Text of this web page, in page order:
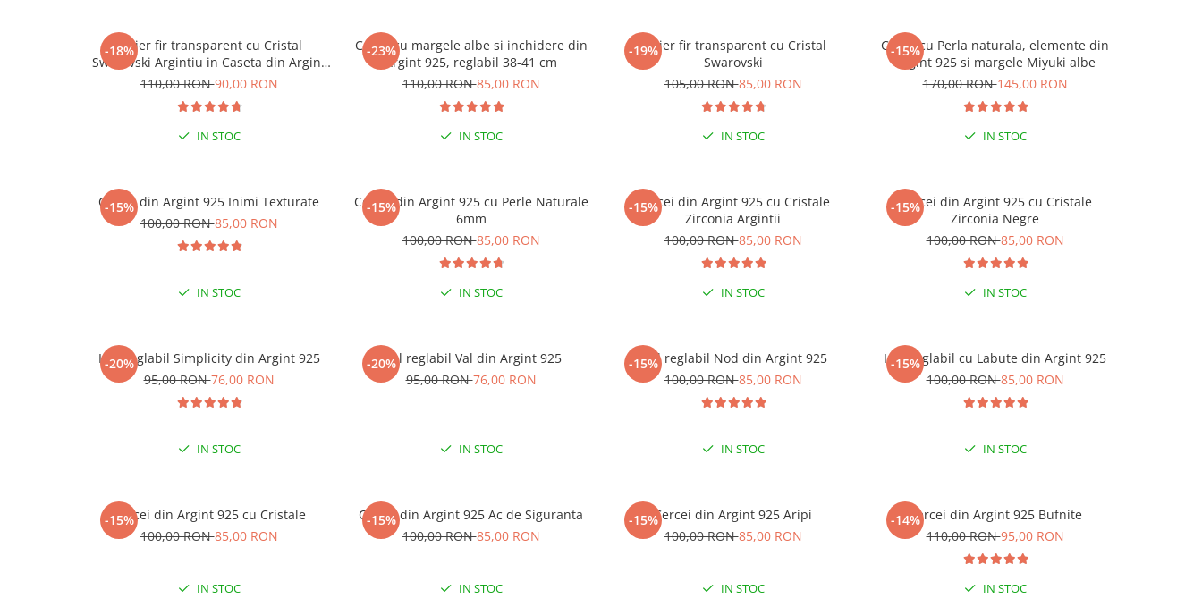
-18%
Colier fir transparent cu Cristal
Swarovski Argintiu in Caseta din Argint
925
110,00 RON90,00 RON
IN STOC
-23%
-15% EXTRA REDUCERE CU CODUL
”VARA”
LA COMENZI DE MINIM 99 RON
Colier cu margele albe si inchidere din
Argint 925, reglabil 38-41 cm
110,00 RON85,00 RON
IN STOC
-19%
Colier fir transparent cu Cristal
Swarovski
105,00 RON85,00 RON
IN STOC
-15%
Colier cu Perla naturala, elemente din
Argint 925 si margele Miyuki albe
170,00 RON145,00 RON
IN STOC
-15%
Cercei din Argint 925 Inimi Texturate
100,00 RON85,00 RON
IN STOC
-15%
Cercei din Argint 925 cu Perle Naturale
6mm
100,00 RON85,00 RON
IN STOC
-15%
Cercei din Argint 925 cu Cristale
Zirconia Argintii
100,00 RON85,00 RON
IN STOC
-15%
Cercei din Argint 925 cu Cristale
Zirconia Negre
100,00 RON85,00 RON
IN STOC
-20%
Inel reglabil Simplicity din Argint 925
95,00 RON76,00 RON
IN STOC
-20%Inel reglabil Val din Argint 925
95,00 RON76,00 RON
IN STOC
-15%
Inel reglabil Nod din Argint 925
100,00 RON85,00 RON
IN STOC
-15%
Inel reglabil cu Labute din Argint 925
100,00 RON85,00 RON
IN STOC
-15%
Cercei din Argint 925 cu Cristale
100,00 RON85,00 RON
IN STOC
-15%
Cercei din Argint 925 Ac de Siguranta
100,00 RON85,00 RON
IN STOC
-15%Cercei din Argint 925 Aripi
100,00 RON85,00 RON
IN STOC
-14%Cercei din Argint 925 Bufnite
110,00 RON95,00 RON
IN STOC